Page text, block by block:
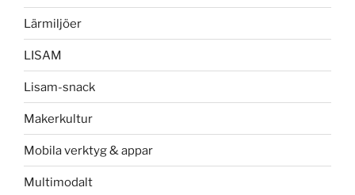
Lärmiljöer
LISAM
Lisam-snack
Makerkultur
Mobila verktyg & appar
Multimodalt